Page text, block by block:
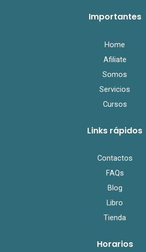
b
t
u
Importantes
Home
Afiliate
Somos
Servicios
Cursos
Links rápidos
Contactos
FAQs
Blog
Libro
Tienda
Horarios